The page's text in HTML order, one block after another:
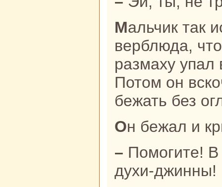
Мальчик так испугался говорящего
верблюда,
paзмаху упал
Потом он
бежать без
Он бежал и
– Помогите! В верблюда вселились
духи-джинны!